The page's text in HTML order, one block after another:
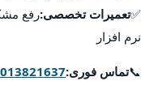
✅تعمیرات تخصصی:رفع
نرم افزار
📞تماس فوری: